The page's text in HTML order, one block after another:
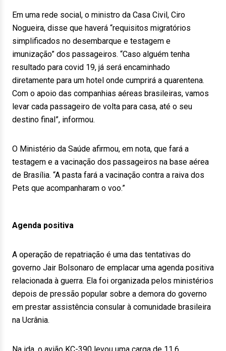
Em uma rede social, o ministro da Casa Civil, Ciro
Nogueira, disse que haverá “requisitos migratórios
simplificados no desembarque e testagem e
imunização” dos passageiros. “Caso alguém tenha
resultado para covid 19, já será encaminhado
diretamente para um hotel onde cumprirá a quarentena.
Com o apoio das companhias aéreas brasileiras, vamos
levar cada passageiro de volta para casa, até o seu
destino final”, informou.
O Ministério da Saúde afirmou, em nota, que fará a
testagem e a vacinação dos passageiros na base aérea
de Brasília. “A pasta fará a vacinação contra a raiva dos
Pets que acompanharam o voo.”
Agenda positiva
A operação de repatriação é uma das tentativas do
governo Jair Bolsonaro de emplacar uma agenda positiva
relacionada à guerra. Ela foi organizada pelos ministérios
depois de pressão popular sobre a demora do governo
em prestar assistência consular à comunidade brasileira
na Ucrânia.